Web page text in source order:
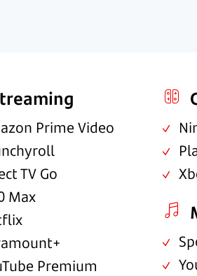
Prime Video
TV Go
Max
Premium